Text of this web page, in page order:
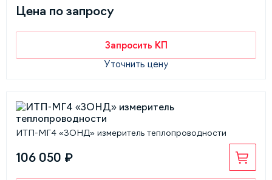
Цена по запросу
Запросить КП
Уточнить цену
ИТП-МГ4 «ЗОНД» измеритель теплопроводности
106 050 ₽